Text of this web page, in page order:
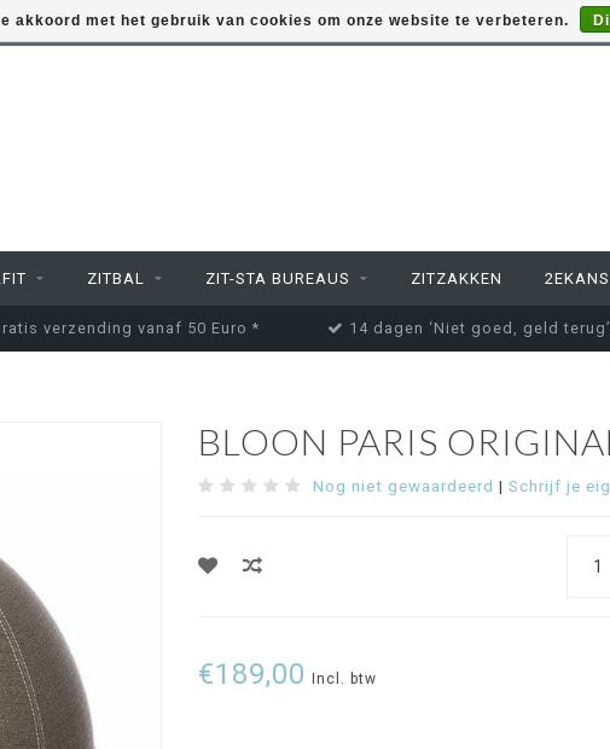
ZITBAL ZIT-STA BUREAUS ZITZAKKEN 2EKANS
verzending vanaf 50 Euro * 14 dagen ‘Niet goed, geld
BLOON PARIS
Nog niet gewaardeerd | Schrijf je
€189,00 Incl. btw
akkoord met het gebruik van cookies om onze website te verbeteren.